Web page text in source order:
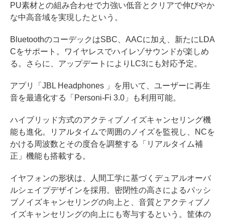
PU素材との組み合わせで力強い低音とクリアで伸びやか
な中高音域を実現したという。
BluetoothのコーデックはSBC、AACに加え、新たにLDA
Cをサポート。ワイヤレスでハイレゾサウンドが楽しめ
る。さらに、アップデートによりLC3にも対応予定。
アプリ「JBL Headphones 」を用いて、ユーザーに再生
音を最適化する「Personi-Fi 3.0」も利用可能。
ハイブリッド方式のアクティブノイズキャンセリング機
能も進化。リアルタイムで周囲のノイズを監視し、NCを
かける周波数とその度合を調整する「リアルタイム補
正」機能も搭載する。
イヤフォンの形状は、人間工学に基づくデュアルオーバ
ルシェイプデザインを採用。密閉性の高さによるパッシ
ブノイズキャンセリングの向上と、音質とアクティブノ
イズキャンセリングの向上にも寄与するという。筐体の